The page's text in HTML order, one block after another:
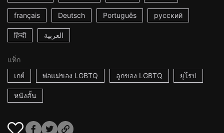
français Deutsch Português русский
हिन्दी العربية
แท็ก
เกย์
พ่อแม่ของ LGBTQ ลูกของ LGBTQ ยุโรป
หนังสั้น